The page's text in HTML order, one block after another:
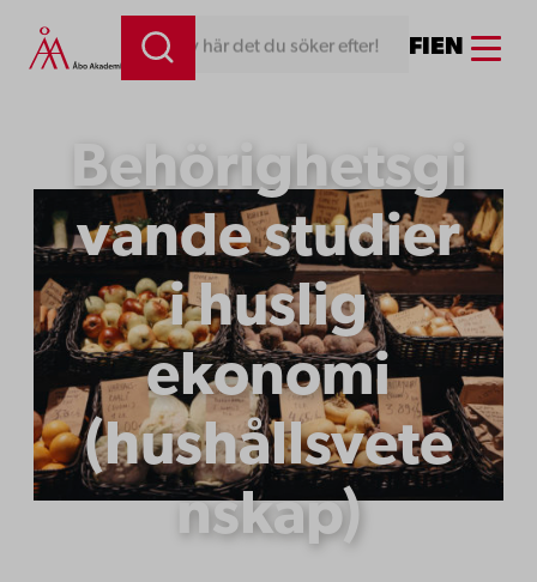
Skriv här det du söker efter! FIEN Menu
Behörighetsgi
vande studier
i huslig
ekonomi
(hushållsvete
nskap)